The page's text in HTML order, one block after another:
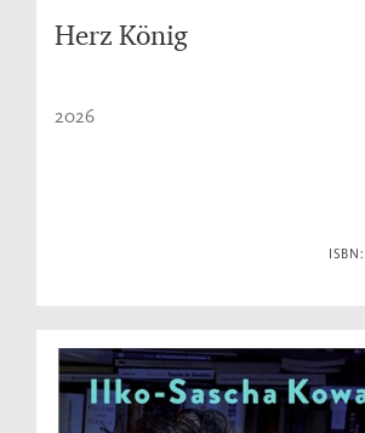
Herz König
2026